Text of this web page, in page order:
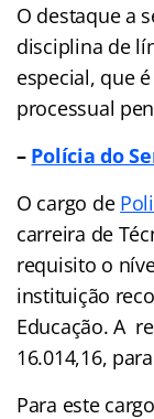
O destaque a
disciplina de
especial, que
processual
– Polícia do
O cargo de
carreira de
requisito o
instituição
Educação. A
16.014,16,
Para este